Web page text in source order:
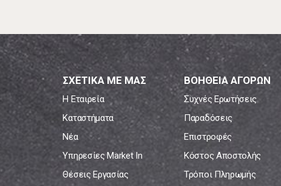
ΣΧΕΤΙΚΑ ΜΕ ΜΑΣ
Η Εταιρεία
Καταστήματα
Νέα
Υπηρεσίες Market In
Θέσεις Εργασίας
ΒΟΗΘΕΙΑ ΑΓΟΡΩΝ
Συχνές Ερωτήσεις
Παραδόσεις
Επιστροφές
Κόστος Αποστολής
Τρόποι Πληρωμής